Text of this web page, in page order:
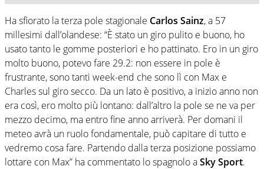
Ha sfiorato la terza pole stagionale Carlos Sainz, a 57
millesimi dall’olandese: “È stato un giro pulito e buono, ho
usato tanto le gomme posteriori e ho pattinato. Ero in un giro
molto buono, potevo fare 29.2: non essere in pole è
frustrante, sono tanti week-end che sono lì con Max e
Charles sul giro secco. Da un lato è positivo, a inizio anno non
era così, ero molto più lontano: dall’altro la pole se ne va per
mezzo decimo, ma entro fine anno arriverà. Per domani il
meteo avrà un ruolo fondamentale, può capitare di tutto e
vedremo cosa fare. Partendo dalla terza posizione possiamo
lottare con Max” ha commentato lo spagnolo aSky Sport.